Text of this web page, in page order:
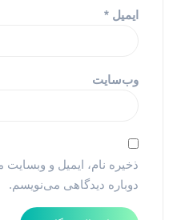
ایمیل *
وب‌سایت
ذخیره نام، ایمیل و
دوباره دیدگاهی می‌نویسم.